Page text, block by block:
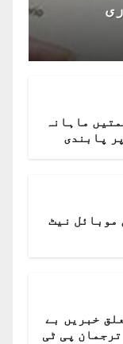
ماہانہ
پابندی
موبائل نیٹ
خبریں بے
بنیاد اور غلط ہیں۔ ترجمان پی ٹی